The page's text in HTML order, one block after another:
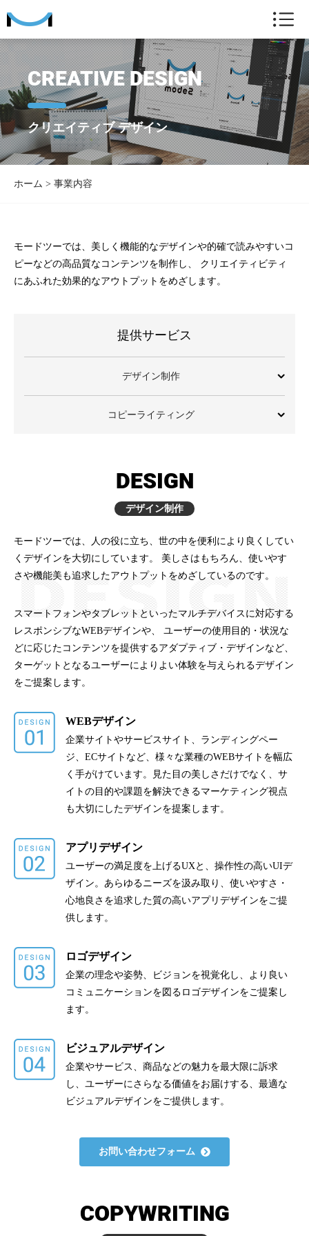
CREATIVE DESIGN
クリエイティブ デザイン
ホーム > 事業内容
モードツーでは、美しく機能的なデザインや的確で読みやすいコ
ピーなどの高品質なコンテンツを制作し、
クリエイティビティ
にあふれた効果的なアウトプットをめざします。
提供サービス
デザイン制作
コピーライティング
DESIGN
デザイン制作
モードツーでは、人の役に立ち、世の中を便利により良くしてい
くデザインを大切にしています。
美しさはもちろん、使いやす
さや機能美も追求したアウトプットをめざしているのです。
スマートフォンやタブレットといったマルチデバイスに対応する
レスポンシブなWEBデザインや、
ユーザーの使用目的・状況な
どに応じたコンテンツを提供するアダプティブ・デザインなど、
ターゲットとなるユーザーによりよい体験を与えられるデザイン
をご提案します。
WEBデザイン
企業サイトやサービスサイト、ランディングペー
ジ、ECサイトなど、様々な業種のWEBサイトを幅広
く手がけています。見た目の美しさだけでなく、サ
イトの目的や課題を解決できるマーケティング視点
も大切にしたデザインを提案します。
アプリデザイン
ユーザーの満足度を上げるUXと、操作性の高いUIデ
ザイン。あらゆるニーズを汲み取り、使いやすさ・
心地良さを追求した質の高いアプリデザインをご提
供します。
ロゴデザイン
企業の理念や姿勢、ビジョンを視覚化し、より良い
コミュニケーションを図るロゴデザインをご提案し
ます。
ビジュアルデザイン
企業やサービス、商品などの魅力を最大限に訴求
し、ユーザーにさらなる価値をお届けする、最適な
ビジュアルデザインをご提供します。
お問い合わせフォーム
COPYWRITING